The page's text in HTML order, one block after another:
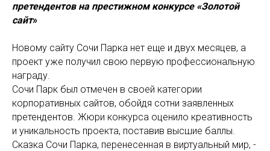
претендентов на престижном конкурсе «Золотой
сайт»
Новому сайту Сочи Парка нет еще и двух месяцев, а
проект уже получил свою первую профессиональную
награду.
Сочи Парк был отмечен в своей категории
корпоративных сайтов, обойдя сотни заявленных
претендентов. Жюри конкурса оценило креативность
и уникальность проекта, поставив высшие баллы.
Сказка Сочи Парка, перенесенная в виртуальный мир, -